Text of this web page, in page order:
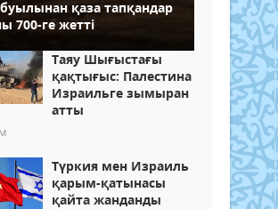
қаза тапқандар
700-ге жетті
Таяу Шығыстағы
қақтығыс: Палестина
Израильге зымыран
атты
Түркия мен Израиль
қарым-қатынасы
қайта жанданды